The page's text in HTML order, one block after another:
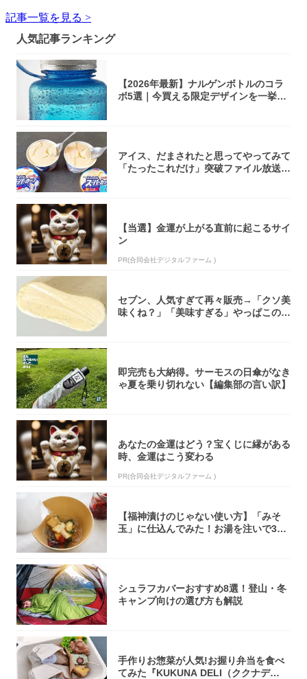
記事一覧を見る >
人気記事ランキング
【2026年最新】ナルゲンボトルのコラ
ボ5選｜今買える限定デザインを一挙紹
アイス、だまされたと思ってやってみて
「たったこれだけ」突破ファイル放送で
【当選】金運が上がる直前に起こるサイ
ン
PR(合同会社デジタルファーム )
セブン、人気すぎて再々販売→「クソ美
味くね？」「美味すぎる」やっぱこのク
即完売も大納得。サーモスの日傘がなき
ゃ夏を乗り切れない【編集部の言い訳】
あなたの金運はどう？宝くじに縁がある
時、金運はこう変わる
PR(合同会社デジタルファーム )
【福神漬けのじゃない使い方】「みそ
玉」に仕込んでみた！お湯を注いで30
シュラフカバーおすすめ8選！登山・冬
キャンプ向けの選び方も解説
手作りお惣菜が人気!お握り弁当を食べ
てみた『KUKUNA DELI（ククナデ